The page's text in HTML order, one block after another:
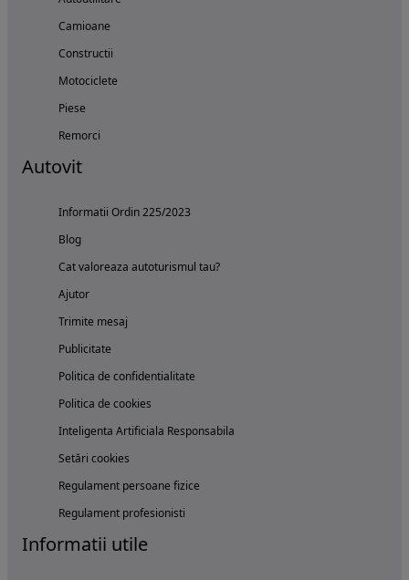
Camioane
Constructii
Motociclete
Piese
Remorci
Autovit
Informatii Ordin 225/2023
Blog
Cat valoreaza autoturismul tau?
Ajutor
Trimite mesaj
Publicitate
Politica de confidentialitate
Politica de cookies
Inteligenta Artificiala Responsabila
Setări cookies
Regulament persoane fizice
Regulament profesionisti
Informatii utile